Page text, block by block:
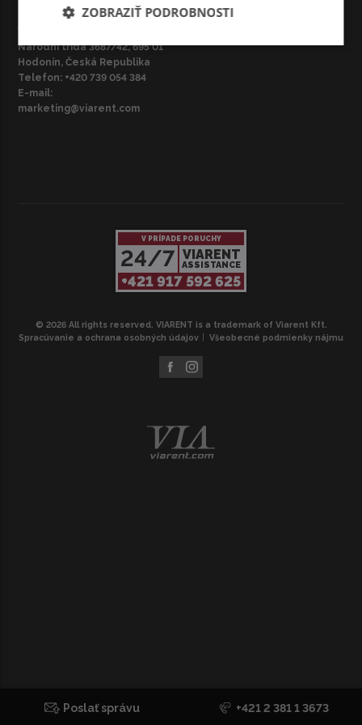
CZ – BRNO
Národní třída 3687/42, 695 01
Hodonín, Česká Republika
Telefon: +420 739 054 384
E-mail:
marketing@viarent.com
V PRÍPADE PORUCHY
24/7 VIARENT
ASSISTANCE
+421 917 592 625
© 2026 All rights reserved. VIARENT is a trademark of Viarent Kft.
Spracúvanie a ochrana osobných údajov
Všeobecné podmienky nájmu
Poslať správu +421 2 381 1 3673
ZOBRAZIŤ PODROBNOSTI